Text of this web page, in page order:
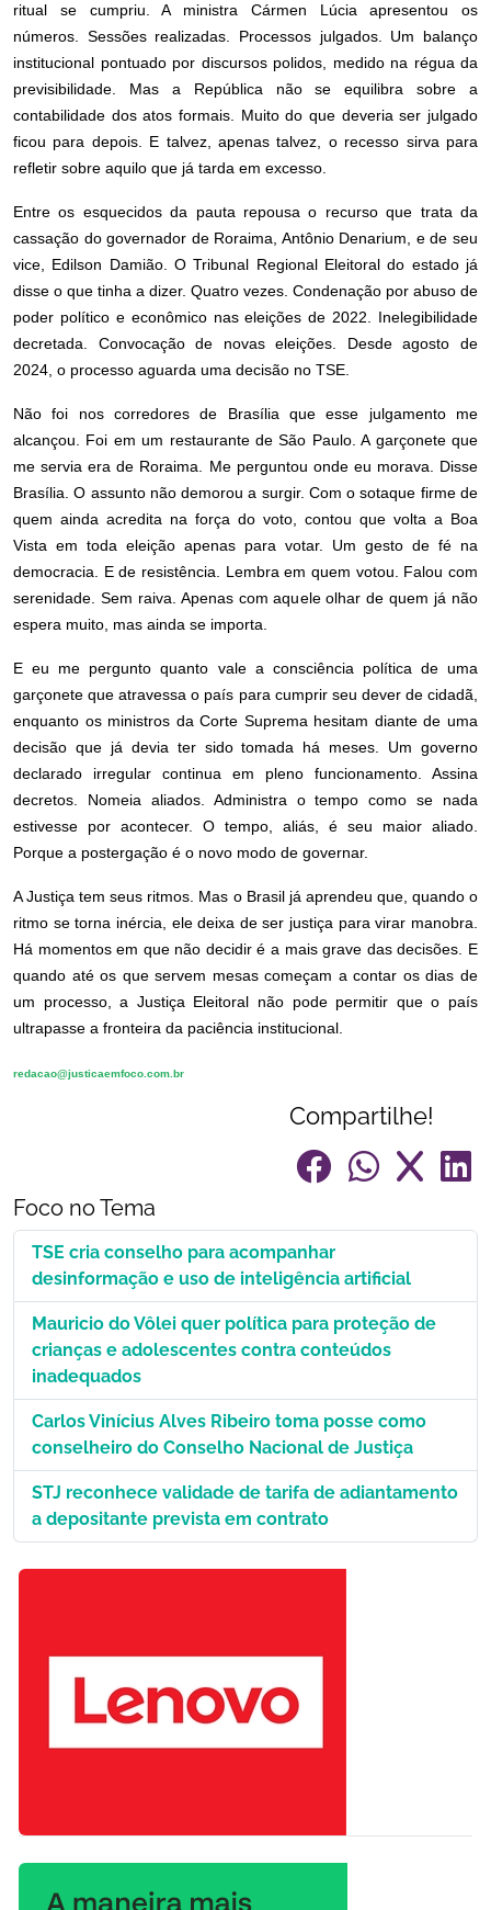
ritual se cumpriu. A ministra Cármen Lúcia apresentou os
números. Sessões realizadas. Processos julgados. Um balanço
institucional pontuado por discursos polidos, medido na régua da
previsibilidade. Mas a República não se equilibra sobre a
contabilidade dos atos formais. Muito do que deveria ser julgado
ficou para depois. E talvez, apenas talvez, o recesso sirva para
refletir sobre aquilo que já tarda em excesso.
Entre os esquecidos da pauta repousa o recurso que trata da
cassação do governador de Roraima, Antônio Denarium, e de seu
vice, Edilson Damião. O Tribunal Regional Eleitoral do estado já
disse o que tinha a dizer. Quatro vezes. Condenação por abuso de
poder político e econômico nas eleições de 2022. Inelegibilidade
decretada. Convocação de novas eleições. Desde agosto de
2024, o processo aguarda uma decisão no TSE.
Não foi nos corredores de Brasília que esse julgamento me
alcançou. Foi em um restaurante de São Paulo. A garçonete que
me servia era de Roraima. Me perguntou onde eu morava. Disse
Brasília. O assunto não demorou a surgir. Com o sotaque firme de
quem ainda acredita na força do voto, contou que volta a Boa
Vista em toda eleição apenas para votar. Um gesto de fé na
democracia. E de resistência. Lembra em quem votou. Falou com
serenidade. Sem raiva. Apenas com aquele olhar de quem já não
espera muito, mas ainda se importa.
E eu me pergunto quanto vale a consciência política de uma
garçonete que atravessa o país para cumprir seu dever de cidadã,
enquanto os ministros da Corte Suprema hesitam diante de uma
decisão que já devia ter sido tomada há meses. Um governo
declarado irregular continua em pleno funcionamento. Assina
decretos. Nomeia aliados. Administra o tempo como se nada
estivesse por acontecer. O tempo, aliás, é seu maior aliado.
Porque a postergação é o novo modo de governar.
A Justiça tem seus ritmos. Mas o Brasil já aprendeu que, quando o
ritmo se torna inércia, ele deixa de ser justiça para virar manobra.
Há momentos em que não decidir é a mais grave das decisões. E
quando até os que servem mesas começam a contar os dias de
um processo, a Justiça Eleitoral não pode permitir que o país
ultrapasse a fronteira da paciência institucional.
redacao@justicaemfoco.com.br
Compartilhe!
Foco no Tema
TSE cria conselho para acompanhar
desinformação e uso de inteligência artificial
Mauricio do Vôlei quer política para proteção de
crianças e adolescentes contra conteúdos
inadequados
Carlos Vinícius Alves Ribeiro toma posse como
conselheiro do Conselho Nacional de Justiça
STJ reconhece validade de tarifa de adiantamento
a depositante prevista em contrato